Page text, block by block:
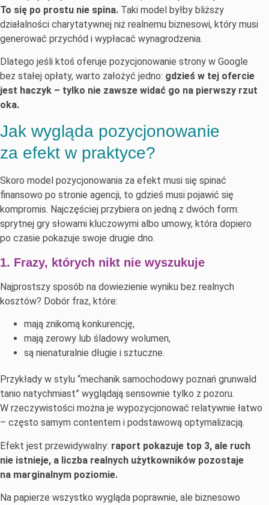
To się po prostu nie spina. Taki model byłby bliższy
działalności charytatywnej niż realnemu biznesowi, który musi
generować przychód i wypłacać wynagrodzenia.
Dlatego jeśli ktoś oferuje pozycjonowanie strony w Google
bez stałej opłaty, warto założyć jedno: gdzieś w tej ofercie
jest haczyk – tylko nie zawsze widać go na pierwszy rzut
oka.
Jak wygląda pozycjonowanie
za efekt w praktyce?
Skoro model pozycjonowania za efekt musi się spinać
finansowo po stronie agencji, to gdzieś musi pojawić się
kompromis. Najczęściej przybiera on jedną z dwóch form:
sprytnej gry słowami kluczowymi albo umowy, która dopiero
po czasie pokazuje swoje drugie dno.
1. Frazy, których nikt nie wyszukuje
Najprostszy sposób na dowiezienie wyniku bez realnych
kosztów? Dobór fraz, które:
mają znikomą konkurencję,
mają zerowy lub śladowy wolumen,
są nienaturalnie długie i sztuczne.
Przykłady w stylu “mechanik samochodowy poznań grunwald
tanio natychmiast” wyglądają sensownie tylko z pozoru.
W rzeczywistości można je wypozycjonować relatywnie łatwo
– często samym contentem i podstawową optymalizacją.
Efekt jest przewidywalny: raport pokazuje top 3, ale ruch
nie istnieje, a liczba realnych użytkowników pozostaje
na marginalnym poziomie.
Na papierze wszystko wygląda poprawnie, ale biznesowo